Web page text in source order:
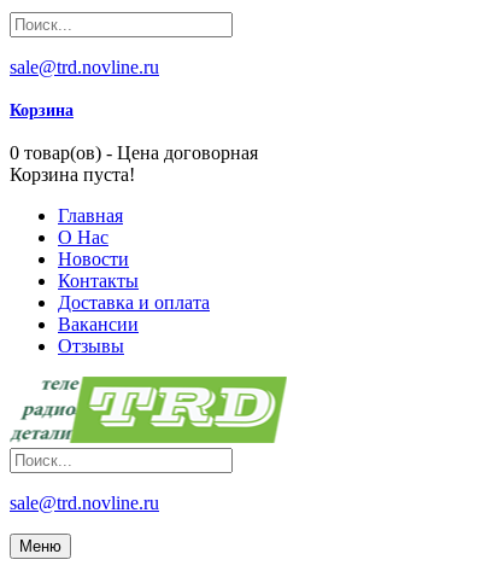
sale@trd.novline.ru
Корзина
0 товар(ов) - Цена договорная
Корзина пуста!
Главная
О Нас
Новости
Контакты
Доставка и оплата
Вакансии
Отзывы
sale@trd.novline.ru
Меню